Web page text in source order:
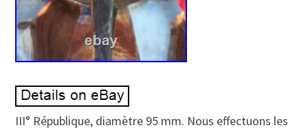
III° République, diamètre 95 mm. Nous effectuons les